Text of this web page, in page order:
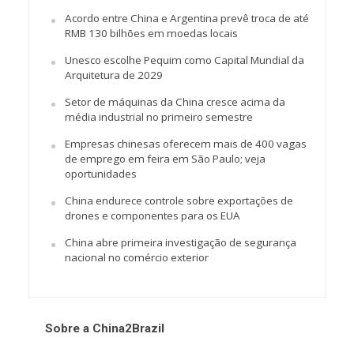
Acordo entre China e Argentina prevê troca de até
RMB 130 bilhões em moedas locais
Unesco escolhe Pequim como Capital Mundial da
Arquitetura de 2029
Setor de máquinas da China cresce acima da
média industrial no primeiro semestre
Empresas chinesas oferecem mais de 400 vagas
de emprego em feira em São Paulo; veja
oportunidades
China endurece controle sobre exportações de
drones e componentes para os EUA
China abre primeira investigação de segurança
nacional no comércio exterior
Sobre a China2Brazil